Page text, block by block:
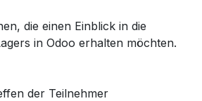
die einen Einblick in die
in Odoo erhalten möchten.
der Teilnehmer